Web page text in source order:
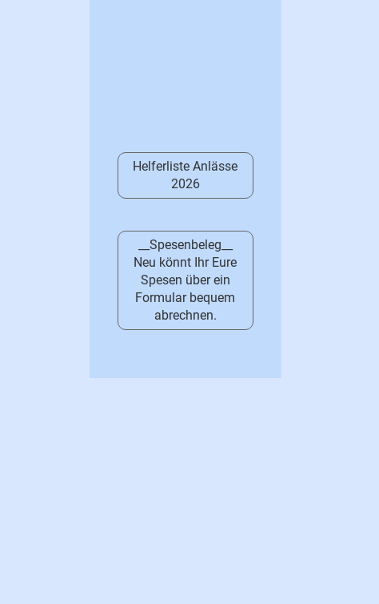
Helferliste Anlässe
2026
__Spesenbeleg__
Neu könnt Ihr Eure
Spesen über ein
Formular bequem
abrechnen.